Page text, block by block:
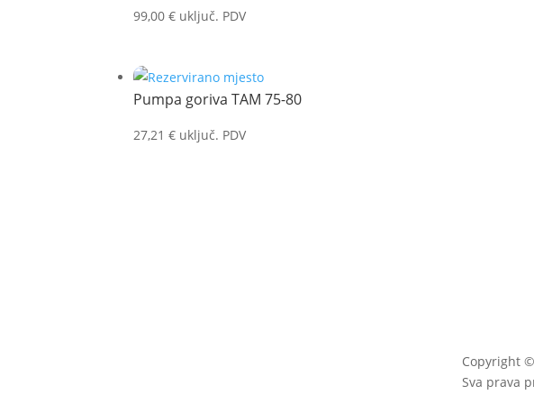
99,00€ uključ. PDV
Pumpa goriva TAM 75-80
27,21€ uključ. PDV
Copyright
Sva prava